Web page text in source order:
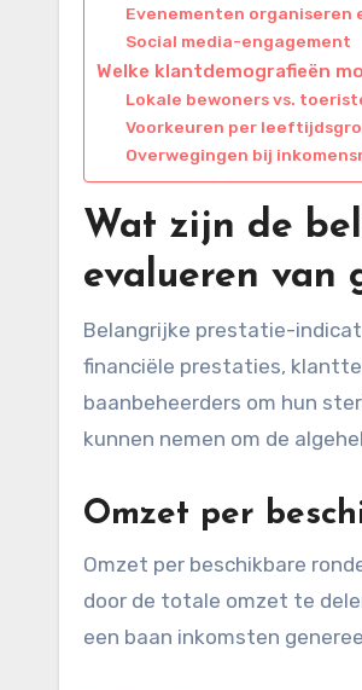
Evenementen organiseren
Social media-engagement
Welke klantdemografieën
Lokale bewoners vs.
Voorkeuren per
Overwegingen bij
Wat zijn de
evalueren van
Belangrijke prestatie-
financiële prestaties,
baanbeheerders om hun
kunnen nemen om de
Omzet per
Omzet per beschikbare
door de totale omzet te
een baan inkomsten